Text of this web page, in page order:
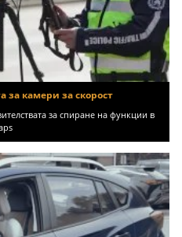
за камери за скорост
за спиране на функции в